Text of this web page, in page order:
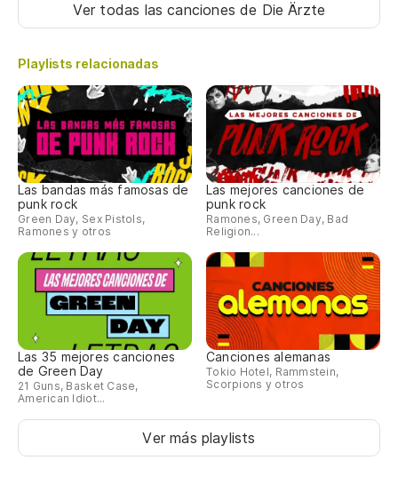
Ver todas las cancionesde Die Ärzte
Playlists relacionadas
Las bandas más famosas de
punk rock
Green Day, Sex Pistols,
Ramones y otros
Las mejores canciones de
punk rock
Ramones, Green Day, Bad
Religion...
Las 35 mejores canciones
de Green Day
21 Guns, Basket Case,
American Idiot...
Canciones alemanas
Tokio Hotel, Rammstein,
Scorpions y otros
Ver más playlists